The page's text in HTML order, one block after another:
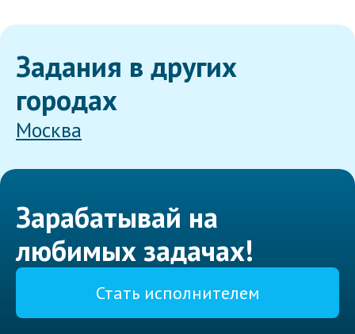
Задания в других
городах
Москва
Зарабатывай на
любимых задачах!
Стать исполнителем